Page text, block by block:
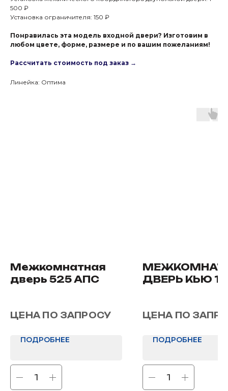
500 ₽
Установка ограничителя: 150 ₽
Понравилась эта модель входной двери? Изготовим в
любом цвете, форме, размере и по вашим пожеланиям!
Рассчитать стоимость под заказ →
Линейка: Оптима
Межкомнатная
дверь 525 АПС
ЦЕНА ПО ЗАПРОСУ
ПОДРОБНЕЕ
ДВЕРЬ КЬЮ 10
ЦЕНА ПО
ПОДРОБНЕЕ